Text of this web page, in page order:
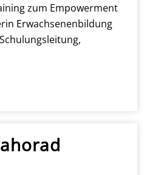
zum Empowerment
Erwachsenenbildung